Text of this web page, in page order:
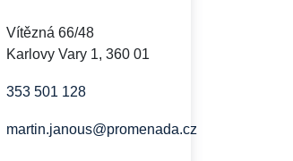
Vítězná 66/48
Karlovy Vary 1, 360 01
353 501 128
martin.janous@promenada.cz